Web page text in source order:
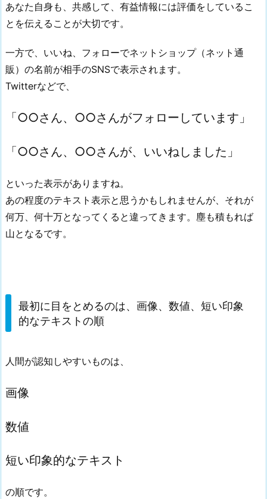
あなた自身も、共感して、有益情報には評価をしているこ
とを伝えることが大切です。
一方で、いいね、フォローでネットショップ（ネット通
販）の名前が相手のSNSで表示されます。
Twitterなどで、
「○○さん、○○さんがフォローしています」
「○○さん、○○さんが、いいねしました」
といった表示がありますね。
あの程度のテキスト表示と思うかもしれませんが、それが
何万、何十万となってくると違ってきます。塵も積もれば
山となるです。
最初に目をとめるのは、画像、数値、短い印象
的なテキストの順
人間が認知しやすいものは、
画像
数値
短い印象的なテキスト
の順です。